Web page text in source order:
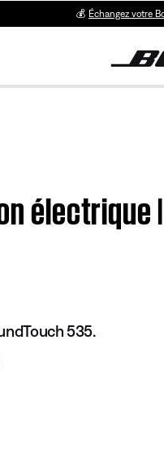
💰 Échangez votre
535.